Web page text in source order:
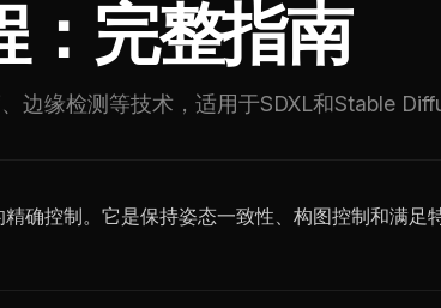
：完整指南
缘检测等技术，适用于SDXL和Stable
控制。它是保持姿态一致性、构图控制和满足